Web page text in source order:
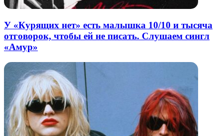
У «Курящих нет» есть малышка 10/10 и тысяча
отговорок, чтобы ей не писать. Слушаем сингл
«Амур»